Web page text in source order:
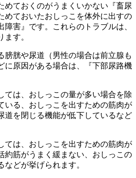
めておくのがうまくいかない『畜尿
めておいたおしっこを体外に出すの
障害』です。これらのトラブルは、
ます。
膀胱や尿道（男性の場合は前立腺も
に原因がある場合は、『下部尿路機
ては、おしっこの量が多い場合を除
いる、おしっこを出すための筋肉が
道を閉じる機能が低下しているなど
ては、おしっこを出すための筋肉が
約筋がうまく緩まない、おしっこの
どが挙げられます。